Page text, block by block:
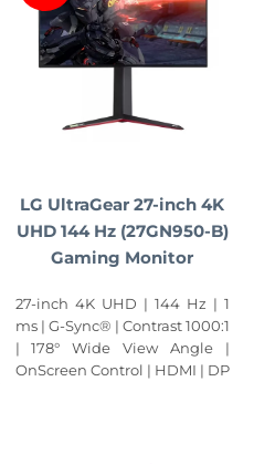
LG UltraGear 27-inch 4K
UHD 144 Hz (27GN950-B)
Gaming Monitor
27-inch 4K UHD | 144 Hz | 1
ms | G-Sync® | Contrast 1000:1
| 178° Wide View Angle |
OnScreen Control | HDMI | DP